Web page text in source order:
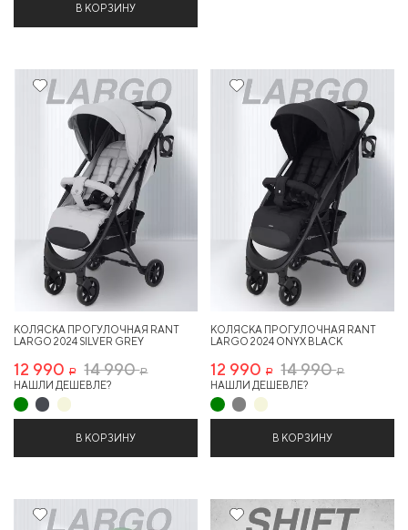
В КОРЗИНУ
13%
КОЛЯСКА ПРОГУЛОЧНАЯ RANT
LARGO 2024 SILVER GREY
12 990 Р 14 990Р
НАШЛИ ДЕШЕВЛЕ?
В КОРЗИНУ
13%
КОЛЯСКА ПРОГУЛОЧНАЯ RANT
LARGO 2024 ONYX BLACK
12 990 Р 14 990Р
НАШЛИ ДЕШЕВЛЕ?
В КОРЗИНУ
13%